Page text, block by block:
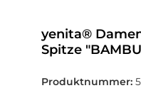
yenita®
Spitze
Produktnummer: